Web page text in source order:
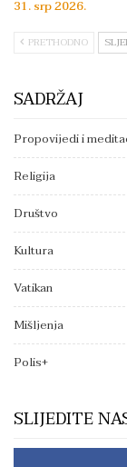
31. srp 2026.
PRETHODNO
SADRŽAJ
Propovijedi i
Religija
Društvo
Kultura
Vatikan
Mišljenja
Polis+
SLIJEDITE